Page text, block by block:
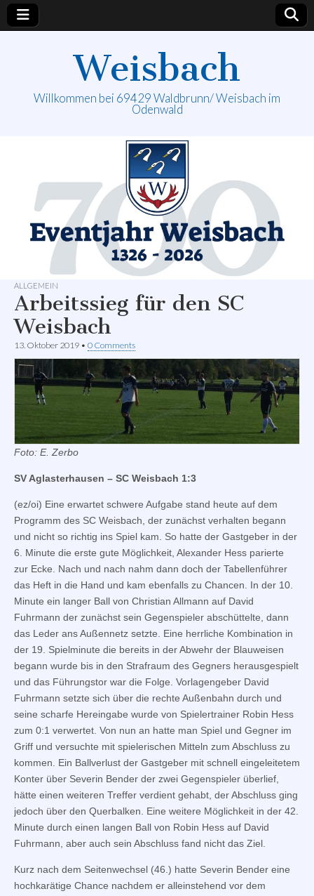
Weisbach
Willkommen bei 69429 Waldbrunn/ Weisbach im
Odenwald
ALLGEMEIN
Arbeitssieg für den SC
Weisbach
13. Oktober 2019 • 0 Comments
Foto: E. Zerbo
SV Aglasterhausen – SC Weisbach 1:3
(ez/oi) Eine erwartet schwere Aufgabe stand heute auf dem
Programm des SC Weisbach, der zunächst verhalten begann
und nicht so richtig ins Spiel kam. So hatte der Gastgeber in der
6. Minute die erste gute Möglichkeit, Alexander Hess parierte
zur Ecke. Nach und nach nahm dann doch der Tabellenführer
das Heft in die Hand und kam ebenfalls zu Chancen. In der 10.
Minute ein langer Ball von Christian Allmann auf David
Fuhrmann der zunächst sein Gegenspieler abschüttelte, dann
das Leder ans Außennetz setzte. Eine herrliche Kombination in
der 19. Spielminute die bereits in der Abwehr der Blauweisen
begann wurde bis in den Strafraum des Gegners herausgespielt
und das Führungstor war die Folge. Vorlagengeber David
Fuhrmann setzte sich über die rechte Außenbahn durch und
seine scharfe Hereingabe wurde von Spielertrainer Robin Hess
zum 0:1 verwertet. Von nun an hatte man Spiel und Gegner im
Griff und versuchte mit spielerischen Mitteln zum Abschluss zu
kommen. Ein Ballverlust der Gastgeber mit schnell eingeleitetem
Konter über Severin Bender der zwei Gegenspieler überlief,
hätte einen weiteren Treffer verdient gehabt, der Abschluss ging
jedoch über den Querbalken. Eine weitere Möglichkeit in der 42.
Minute durch einen langen Ball von Robin Hess auf David
Fuhrmann, aber auch sein Abschluss fand nicht das Ziel.
Kurz nach dem Seitenwechsel (46.) hatte Severin Bender eine
hochkarätige Chance nachdem er alleinstehend vor dem